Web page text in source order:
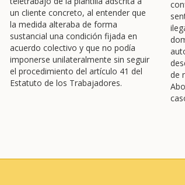
un cliente concreto, al entender que
la medida alteraba de forma
sustancial una condición fijada en
acuerdo colectivo y que no podía
imponerse unilateralmente sin seguir
el procedimiento del artículo 41 del
Estatuto de los Trabajadores.
de